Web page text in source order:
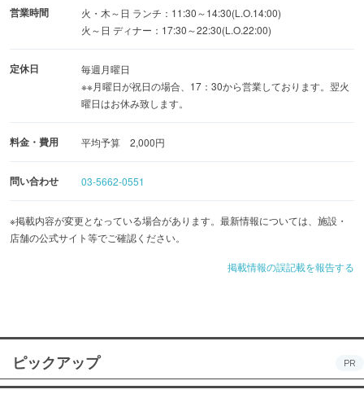
営業時間
火・木～日 ランチ：11:30～14:30(L.O.14:00)
火～日 ディナー：17:30～22:30(L.O.22:00)
定休日
毎週月曜日
※※月曜日が祝日の場合、17：30から営業しております。翌火
曜日はお休み致します。
料金・費用 平均予算 2,000円
問い合わせ 03-5662-0551
※掲載内容が変更となっている場合があります。最新情報については、施設・
店舗の公式サイト等でご確認ください。
掲載情報の誤記載を報告する
ピックアップ PR